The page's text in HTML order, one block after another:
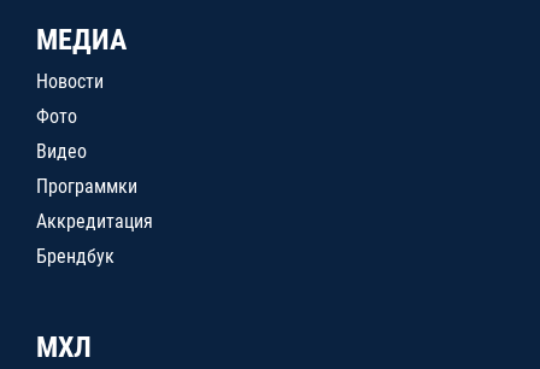
МЕДИА
Новости
Фото
Видео
Программки
Аккредитация
Брендбук
МХЛ